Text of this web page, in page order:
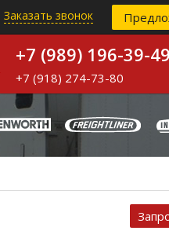
Заказать звонок
+7 (989) 196-39-49
+7 (918) 274-73-80